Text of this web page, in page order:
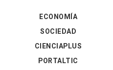
ECONOMÍA
SOCIEDAD
CIENCIAPLUS
PORTALTIC